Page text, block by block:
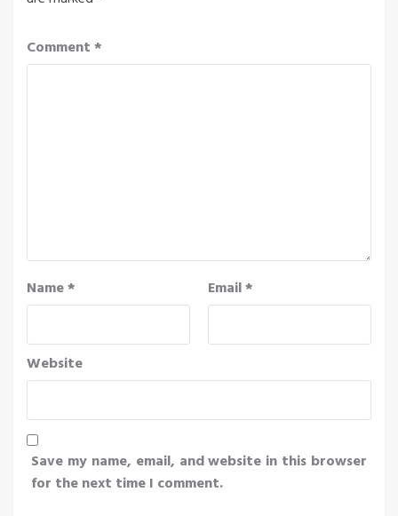
Comment*
Name* Email*
Website
Save my name, email, and website in this browser
for the next time I comment.